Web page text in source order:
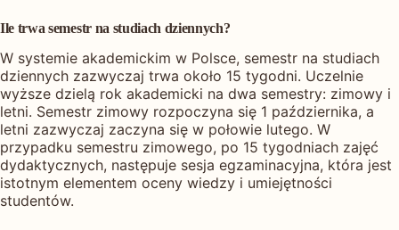
Ile trwa semestr na studiach dziennych?
W systemie akademickim w Polsce, semestr na studiach
dziennych zazwyczaj trwa około 15 tygodni. Uczelnie
wyższe dzielą rok akademicki na dwa semestry: zimowy i
letni. Semestr zimowy rozpoczyna się 1 października, a
letni zazwyczaj zaczyna się w połowie lutego. W
przypadku semestru zimowego, po 15 tygodniach zajęć
dydaktycznych, następuje sesja egzaminacyjna, która jest
istotnym elementem oceny wiedzy i umiejętności
studentów.